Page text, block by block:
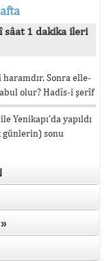
sâat 1 dakika ileri
Sonra elle-
olur? Hadîs-i şerîf
Yenikapı’da yapıldı
günlerin) sonu